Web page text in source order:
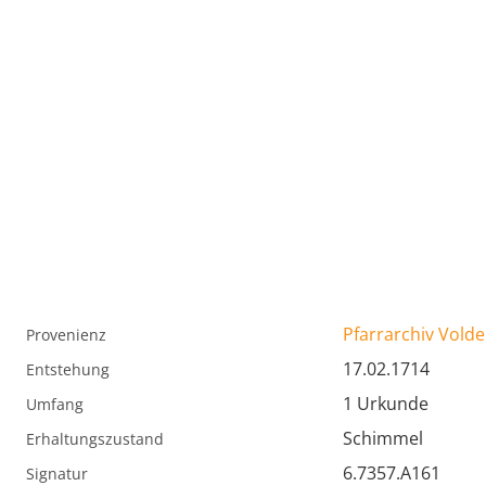
Provenienz Pfarrarchiv
Entstehung 17.02.1714
Umfang 1 Urkunde
Erhaltungszustand Schimmel
Signatur 6.7357.A161